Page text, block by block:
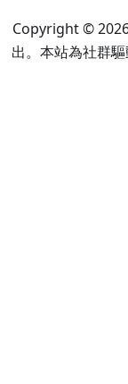
Copyright ©
出。本站為社群